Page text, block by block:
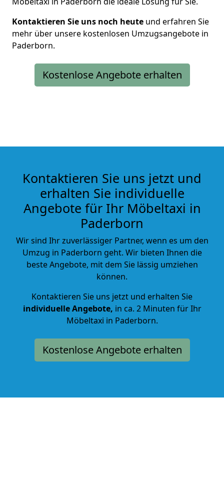
Kontaktieren Sie uns noch heute und erfahren Sie
mehr über unsere kostenlosen Umzugsangebote in
Paderborn.
Kostenlose Angebote erhalten
Kontaktieren Sie uns jetzt und
erhalten Sie individuelle
Angebote für Ihr Möbeltaxi in
Paderborn
Wir sind Ihr zuverlässiger Partner, wenn es um den
Umzug in Paderborn geht. Wir bieten Ihnen die
beste Angebote, mit dem Sie lässig umziehen
können.
Kontaktieren Sie uns jetzt und erhalten Sie
individuelle Angebote, in ca. 2 Minuten für Ihr
Möbeltaxi in Paderborn.
Kostenlose Angebote erhalten